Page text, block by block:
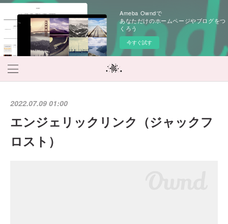
Ameba Owndで
あなただけのホームページやブログをつ
くろう
今すぐ試す
2022.07.09 01:00
エンジェリックリンク（ジャックフ
ロスト）